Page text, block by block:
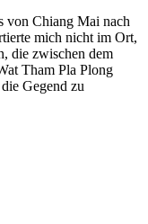
von Chiang Mai nach
mich nicht im Ort,
die zwischen dem
Tham Pla Plong
Gegend zu